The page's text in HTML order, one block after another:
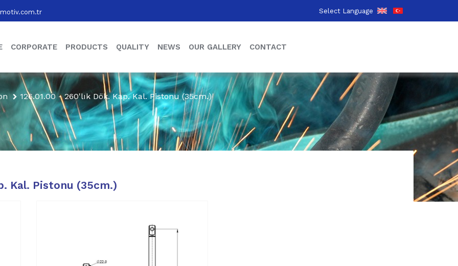
Select Language
CORPORATE PRODUCTS QUALITY NEWS OUR GALLERY CONTACT
126.01.00 - 260'lık Dök. Kap. Kal. Pistonu (35cm.)
Kal. Pistonu (35cm.)